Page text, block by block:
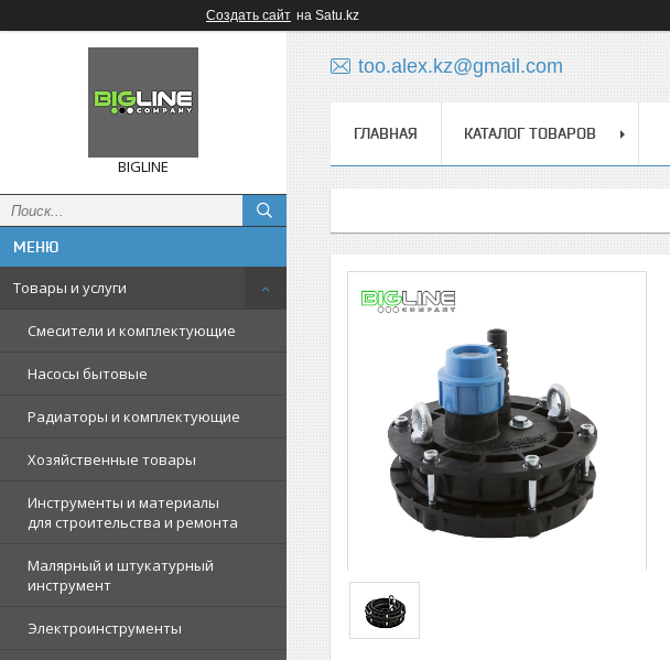
Создать сайт на Satu.kz
BIGLINE
Товары и услуги
Смесители и комплектующие
Насосы бытовые
Радиаторы и комплектующие
Хозяйственные товары
Инструменты и материалы
для строительства и ремонта
Малярный и штукатурный
инструмент
Электроинструменты
too.alex.kz@gmail.com
ГЛАВНАЯ КАТАЛОГ ТОВАРОВ